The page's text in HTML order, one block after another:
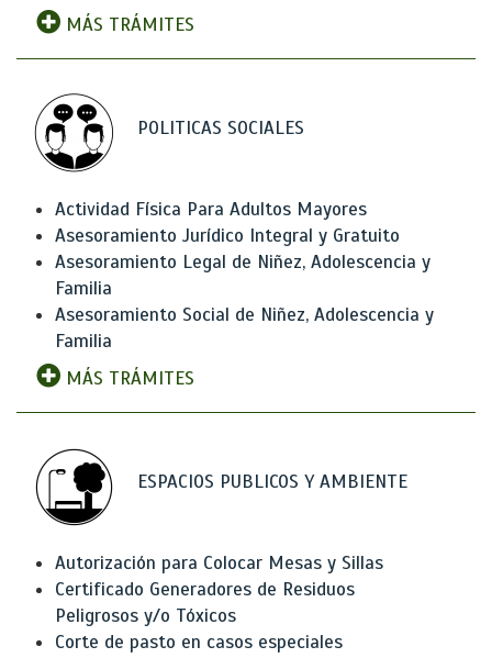
MÁS TRÁMITES
POLITICAS SOCIALES
Actividad Física Para Adultos Mayores
Asesoramiento Jurídico Integral y Gratuito
Asesoramiento Legal de Niñez, Adolescencia y
Familia
Asesoramiento Social de Niñez, Adolescencia y
Familia
MÁS TRÁMITES
ESPACIOS PUBLICOS Y AMBIENTE
Autorización para Colocar Mesas y Sillas
Certificado Generadores de Residuos
Peligrosos y/o Tóxicos
Corte de pasto en casos especiales